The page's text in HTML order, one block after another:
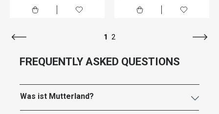
1 2
FREQUENTLY ASKED QUESTIONS
Was ist Mutterland?